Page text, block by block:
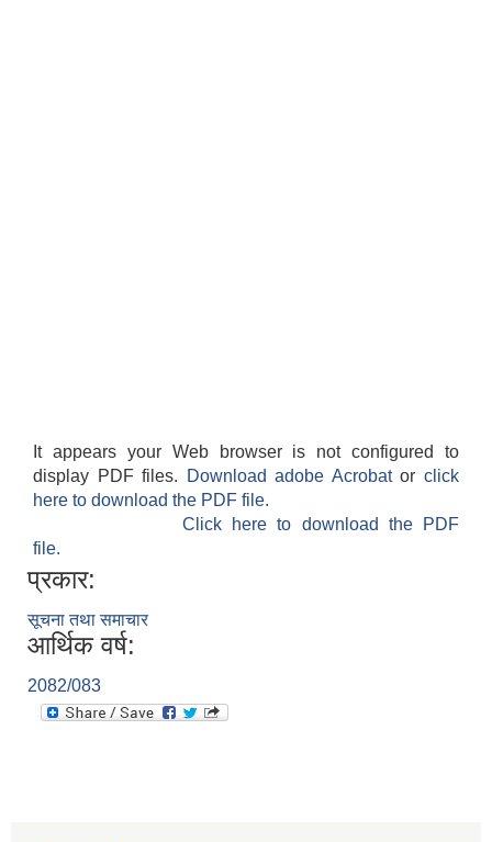
It appears your Web browser is not configured to
display PDF files.
Download adobe Acrobatorclick
here to download the PDF file.
Click here to download the PDF
file.
प्रकार:
सूचना तथा समाचार
आर्थिक वर्ष:
2082/083